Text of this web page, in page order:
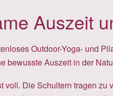
Auszeit
Outdoor-Yoga- und
bewusste Auszeit in der
voll. Die Schultern tragen zu